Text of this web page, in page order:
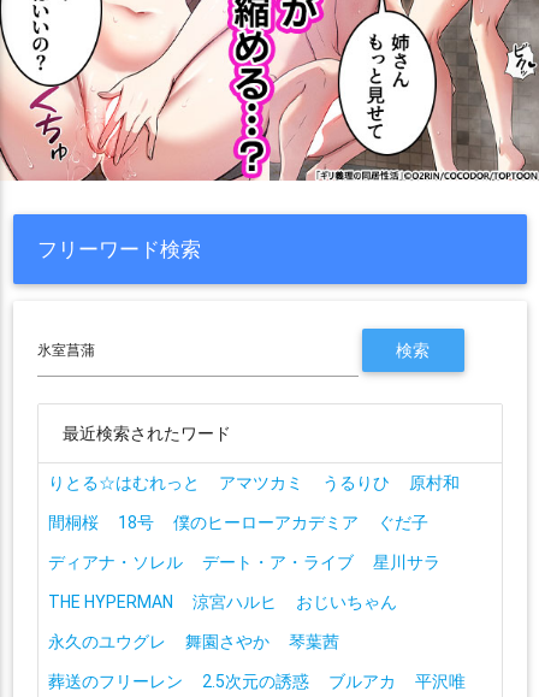
フリーワード検索
最近検索されたワード
りとる☆はむれっと アマツカミ うるりひ
原村和
間桐桜
18号 僕のヒーローアカデミア
ぐだ子
ディアナ・ソレル
デート・ア・ライブ
星川サラ
THE HYPERMAN
涼宮ハルヒ
おじいちゃん
永久のユウグレ
舞園さやか
琴葉茜
葬送のフリーレン
2.5次元の誘惑 ブルアカ
平沢唯